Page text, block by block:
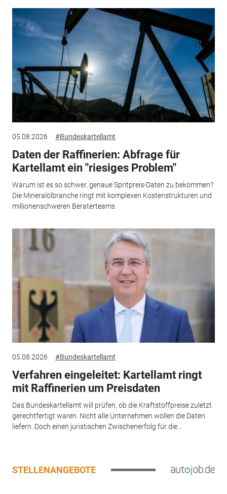
05.08.2026 #Bundeskartellamt
Daten der Raffinerien: Abfrage für
Kartellamt ein "riesiges Problem"
Warum ist es so schwer, genaue Spritpreis-Daten zu bekommen?
Die Mineralölbranche ringt mit komplexen Kostenstrukturen und
millionenschweren Beraterteams.
05.08.2026 #Bundeskartellamt
Verfahren eingeleitet: Kartellamt ringt
mit Raffinerien um Preisdaten
Das Bundeskartellamt will prüfen, ob die Kraftstoffpreise zuletzt
gerechtfertigt waren. Nicht alle Unternehmen wollen die Daten
liefern. Doch einen juristischen Zwischenerfolg für die...
STELLENANGEBOTE